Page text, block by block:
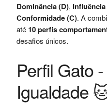
Dominância (D), Influência
Conformidade (C). A
até 10 perfis
desafios únicos.
Perfil Gato
Igualdade